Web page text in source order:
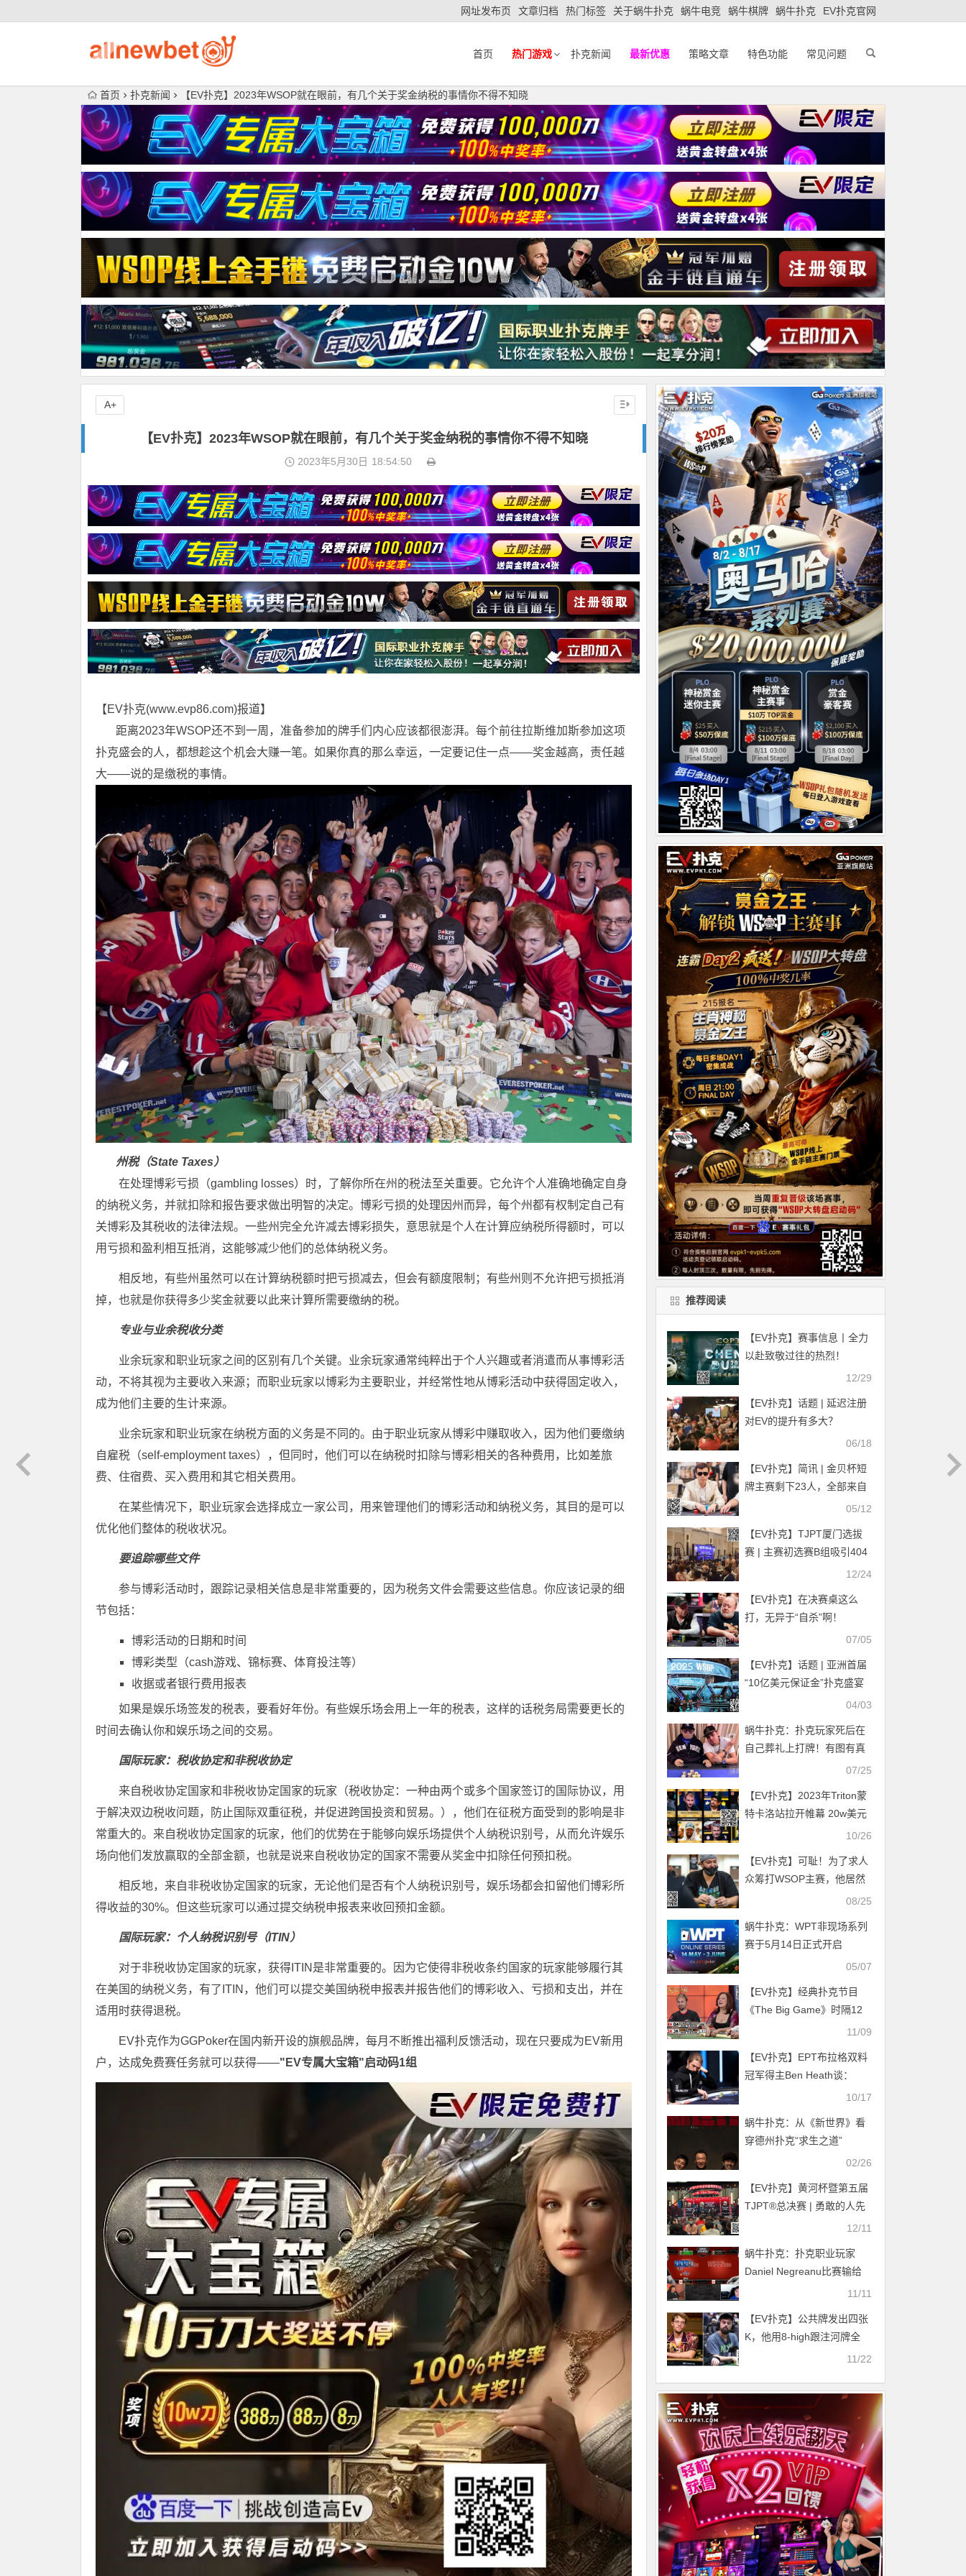
网址发布页 文章归档 热门标签 关于蜗牛扑克 蜗牛电竞 蜗牛棋牌 蜗牛扑克 EV扑克官网
首页 热门游戏 扑克新闻 最新优惠 策略文章 特色功能 常见问题
首页 扑克新闻 【EV扑克】2023年WSOP就在眼前，有几个关于奖金纳税的事情你不得不知晓
【EV扑克】2023年WSOP就在眼前，有几个关于奖金纳税的事情你不得不知晓
2023年5月30日 18:54:50
【EV扑克(www.evp86.com)报道】
距离2023年WSOP还不到一周，准备参加的牌手们内心应该都很澎湃。每个前往拉斯维加斯参加这项
扑克盛会的人，都想趁这个机会大赚一笔。如果你真的那么幸运，一定要记住一点——奖金越高，责任越
大——说的是缴税的事情。
州税（State Taxes）
在处理博彩亏损（gambling losses）时，了解你所在州的税法至关重要。它允许个人准确地确定自身
的纳税义务，并就扣除和报告要求做出明智的决定。博彩亏损的处理因州而异，每个州都有权制定自己有
关博彩及其税收的法律法规。一些州完全允许减去博彩损失，意思就是个人在计算应纳税所得额时，可以
用亏损和盈利相互抵消，这能够减少他们的总体纳税义务。
相反地，有些州虽然可以在计算纳税额时把亏损减去，但会有额度限制；有些州则不允许把亏损抵消
掉，也就是你获得多少奖金就要以此来计算所需要缴纳的税。
专业与业余税收分类
业余玩家和职业玩家之间的区别有几个关键。业余玩家通常纯粹出于个人兴趣或者消遣而从事博彩活
动，不将其视为主要收入来源；而职业玩家以博彩为主要职业，并经常性地从博彩活动中获得固定收入，
成为他们主要的生计来源。
业余玩家和职业玩家在纳税方面的义务是不同的。由于职业玩家从博彩中赚取收入，因为他们要缴纳
自雇税（self-employment taxes），但同时，他们可以在纳税时扣除与博彩相关的各种费用，比如差旅
费、住宿费、买入费用和其它相关费用。
在某些情况下，职业玩家会选择成立一家公司，用来管理他们的博彩活动和纳税义务，其目的是可以
优化他们整体的税收状况。
要追踪哪些文件
参与博彩活动时，跟踪记录相关信息是非常重要的，因为税务文件会需要这些信息。你应该记录的细
节包括：
博彩活动的日期和时间
博彩类型（cash游戏、锦标赛、体育投注等）
收据或者银行费用报表
如果是娱乐场签发的税表，要看好年份。有些娱乐场会用上一年的税表，这样的话税务局需要更长的
时间去确认你和娱乐场之间的交易。
国际玩家：税收协定和非税收协定
来自税收协定国家和非税收协定国家的玩家（税收协定：一种由两个或多个国家签订的国际协议，用
于解决双边税收问题，防止国际双重征税，并促进跨国投资和贸易。），他们在征税方面受到的影响是非
常重大的。来自税收协定国家的玩家，他们的优势在于能够向娱乐场提供个人纳税识别号，从而允许娱乐
场向他们发放赢取的全部金额，也就是说来自税收协定的国家不需要从奖金中扣除任何预扣税。
相反地，来自非税收协定国家的玩家，无论他们是否有个人纳税识别号，娱乐场都会扣留他们博彩所
得收益的30%。但这些玩家可以通过提交纳税申报表来收回预扣金额。
国际玩家：个人纳税识别号（ITIN）
对于非税收协定国家的玩家，获得ITIN是非常重要的。因为它使得非税收条约国家的玩家能够履行其
在美国的纳税义务，有了ITIN，他们可以提交美国纳税申报表并报告他们的博彩收入、亏损和支出，并在
适用时获得退税。
EV扑克作为GGPoker在国内新开设的旗舰品牌，每月不断推出福利反馈活动，现在只要成为EV新用
户，达成免费赛任务就可以获得——"EV专属大宝箱"启动码1组
A+
推荐阅读
【EV扑克】赛事信息丨全力
以赴致敬过往的热烈！
2024CQPT城市选拔赛【成
12日！
12/29
【EV扑克】话题 | 延迟注册
对EV的提升有多大？
06/18
【EV扑克】简讯 | 金贝杯短
牌主赛剩下23人，全部来自
05/12
【EV扑克】TJPT厦门选拔
赛 | 主赛初选赛B组吸引404
人参赛，包牟龙近39万记分
12/24
【EV扑克】在决赛桌这么
打，无异于“自杀”啊！
07/05
【EV扑克】话题 | 亚洲首届
“10亿美元保证金”扑克盛宴
04/03
蜗牛扑克：扑克玩家死后在
自己葬礼上打牌！有图有真
07/25
【EV扑克】2023年Triton蒙
特卡洛站拉开帷幕 20w美元
10/26
【EV扑克】可耻！为了求人
众筹打WSOP主赛，他居然
08/25
蜗牛扑克：WPT非现场系列
赛于5月14日正式开启
05/07
【EV扑克】经典扑克节目
《The Big Game》时隔12
年即将回归，Mario Ho等明
11/09
【EV扑克】EPT布拉格双料
冠军得主Ben Heath谈：
【如何在扑克职涯中取得成
10/17
蜗牛扑克：从《新世界》看
穿德州扑克“求生之道”
02/26
【EV扑克】黄河杯暨第五届
TJPT®总决赛 | 勇敢的人先
享受世界！主赛B组168人参
万领跑
12/11
蜗牛扑克：扑克职业玩家
Daniel Negreanu比赛输给
11/11
【EV扑克】公共牌发出四张
K，他用8-high跟注河牌全
11/22